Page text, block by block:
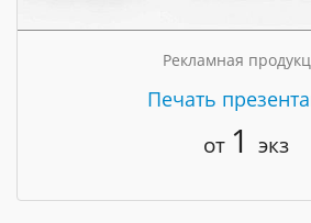
Рекламная
Печать
от 1 экз